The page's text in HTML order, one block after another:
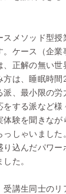
メソッド型授
ケース（企業
正解の無い世
は、睡眠時間
、最小限の労
する派など様
験を聞きなが
しゃいました
込んだパワ
た。
講生同士のリ